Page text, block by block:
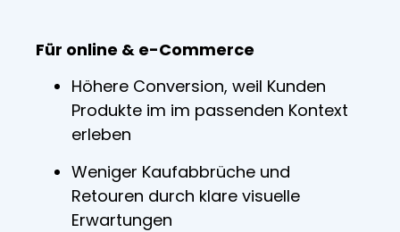
Für online & e-Commerce
Höhere Conversion, weil Kunden
Produkte im im passenden Kontext
erleben
Weniger Kaufabbrüche und
Retouren durch klare visuelle
Erwartungen